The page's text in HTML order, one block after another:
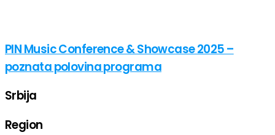
PIN Music Conference & Showcase 2025 –
poznata polovina programa
Srbija
Region